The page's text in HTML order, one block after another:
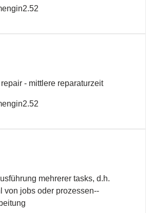
- mittlere reparaturzeit
mehrerer tasks, d.h.
von jobs oder prozessen--